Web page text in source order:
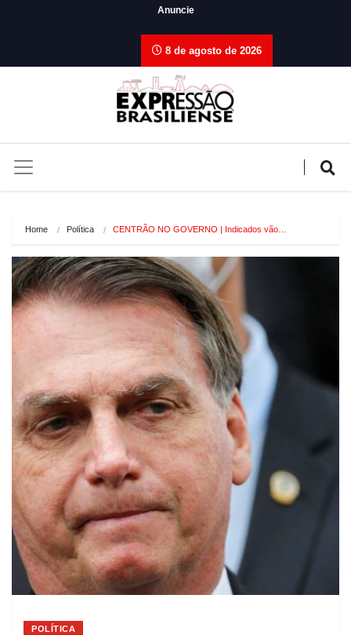
Anuncie
8 de agosto de 2026
Home Política CENTRÃO NO GOVERNO | Indicados vão…
POLÍTICA